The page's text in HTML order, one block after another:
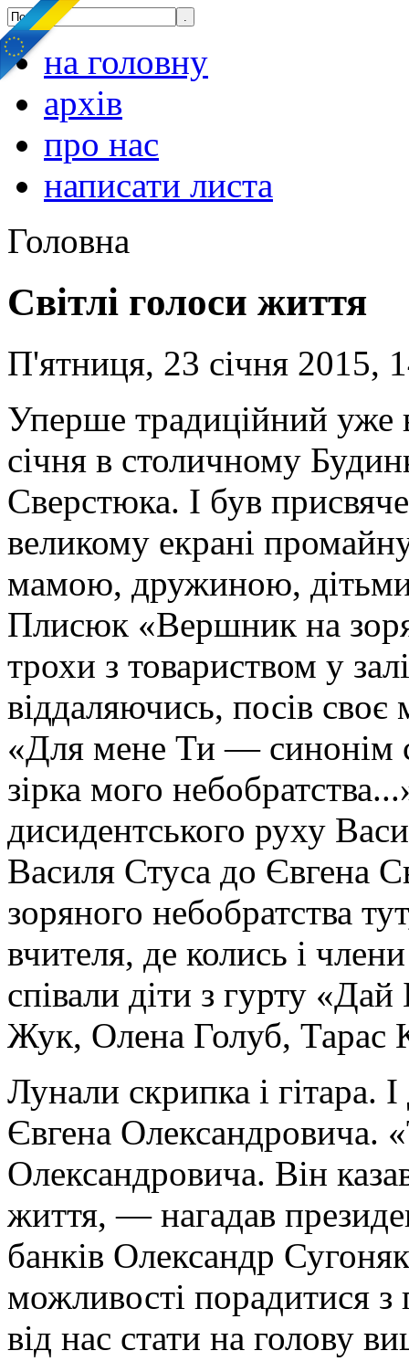
на головну
архів
про нас
написати листа
Головна
Світлі голоси життя
П'ятниця, 23 січня 2015,
Уперше традиційний уже
січня в столичному
Сверстюка. І був
великому екрані
мамою, дружиною, дітьми
Плисюк «Вершник на
трохи з товариством у
віддаляючись, посів своє
«Для мене Ти — синонім
зірка мого
дисидентського руху
Василя Стуса до Євгена
зоряного небобратства
вчителя, де колись і
співали діти з гурту
Жук, Олена Голуб, Тарас
Лунали скрипка і гітара.
Євгена Олександровича.
Олександровича. Він
життя, — нагадав
банків Олександр
можливості порадитися
від нас стати на голову